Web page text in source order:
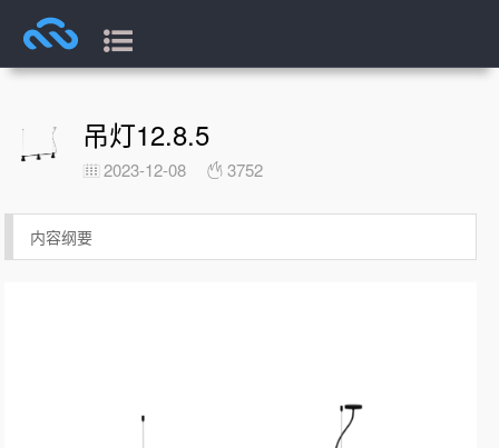
吊灯12.8.5
2023-12-08 3752
内容纲要